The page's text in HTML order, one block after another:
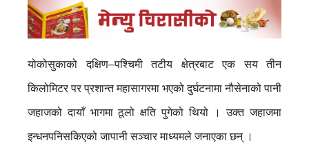
योकोसुकाको दक्षिण–पश्चिमी तटीय क्षेत्रबाट एक सय तीन
किलोमिटर पर प्रशान्त महासागरमा भएको दुर्घटनामा नौसेनाको पानी
जहाजको दायाँ भागमा ठूलो क्षति पुगेको थियो । उक्त जहाजमा
इन्धनपनिसकिएको जापानी सञ्चार माध्यमले जनाएका छन् ।